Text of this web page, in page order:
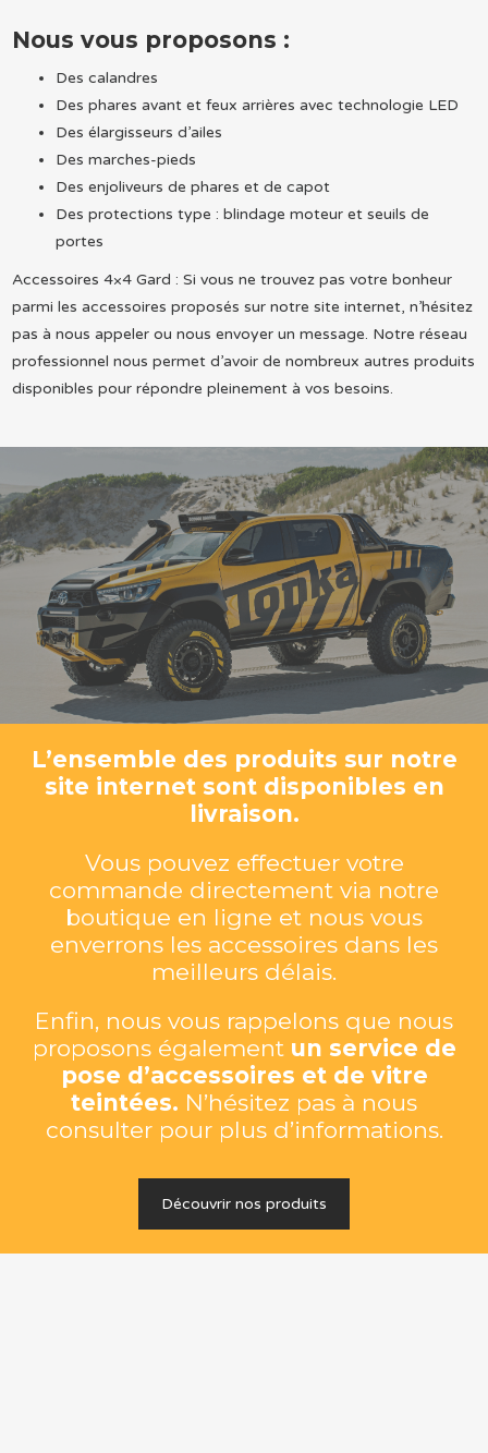
Nous vous proposons :
Des calandres
Des phares avant et feux arrières avec technologie LED
Des élargisseurs d’ailes
Des marches-pieds
Des enjoliveurs de phares et de capot
Des protections type : blindage moteur et seuils de
portes
Accessoires 4×4 Gard : Si vous ne trouvez pas votre bonheur
parmi les accessoires proposés sur notre site internet, n’hésitez
pas à nous appeler ou nous envoyer un message. Notre réseau
professionnel nous permet d’avoir de nombreux autres produits
disponibles pour répondre pleinement à vos besoins.
L’ensemble des produits sur notre
site internet sont disponibles en
livraison.
Vous pouvez effectuer votre
commande directement via notre
boutique en ligne et nous vous
enverrons les accessoires dans les
meilleurs délais.
Enfin, nous vous rappelons que nous
proposons également un service de
pose d’accessoires et de vitre
teintées. N’hésitez pas à nous
consulter pour plus d’informations.
Découvrir nos produits